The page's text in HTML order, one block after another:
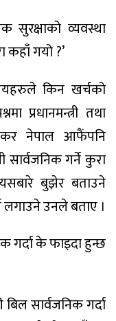
सुरक्षाको व्यवस्था
कहाँ गयो ?’
किन खर्चको
प्रधानमन्त्री तथा
शंकर नेपाल आफैंपनि
गर्ने कुरा
बुझेर बताउने
उनले बताए ।
गर्दा के फाइदा हुन्छ
सार्वजनिक गर्दा